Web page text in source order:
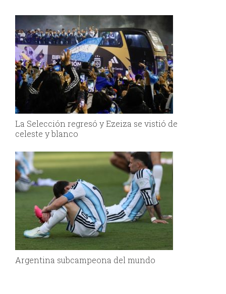
La Selección regresó y Ezeiza se vistió de
celeste y blanco
Argentina subcampeona del mundo